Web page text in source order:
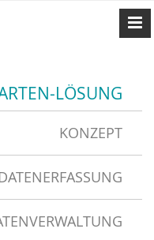
LÖSUNG
KONZEPT